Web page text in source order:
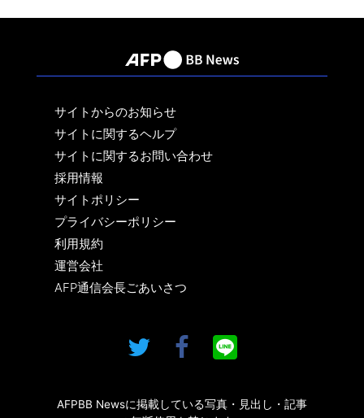
サイトからのお知らせ
サイトに関するヘルプ
サイトに関するお問い合わせ
採用情報
サイトポリシー
プライバシーポリシー
利用規約
運営会社
AFP通信会長ごあいさつ
AFPBB Newsに掲載している写真・見出し・記事